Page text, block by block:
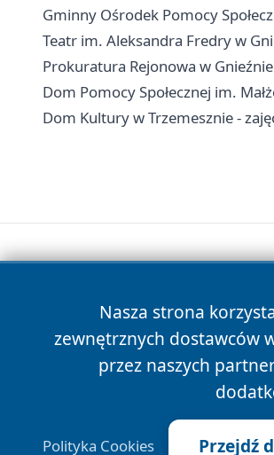
Gminny Ośrodek Pomocy
Teatr im. Aleksandra Fredry w
Prokuratura Rejonowa w
Dom Pomocy Społecznej im.
Dom Kultury w Trzemesznie -
Nasza strona
zewnętrznych dostawców
przez naszych
Polityka Cookies Przejdź